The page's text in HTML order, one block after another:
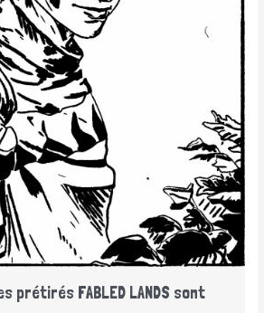
prétirés FABLED LANDS sont